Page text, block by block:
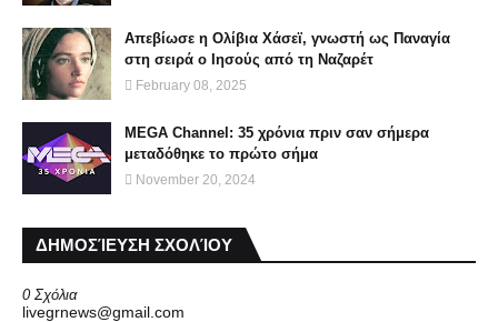
Απεβίωσε η Ολίβια Χάσεϊ, γνωστή ως Παναγία
στη σειρά ο Ιησούς από τη Ναζαρέτ
February 08, 2025
MEGA Channel: 35 χρόνια πριν σαν σήμερα
μεταδόθηκε το πρώτο σήμα
November 20, 2024
ΔΗΜΟΣΊΕΥΣΗ ΣΧΟΛΊΟΥ
0 Σχόλια
livegrnews@gmail.com